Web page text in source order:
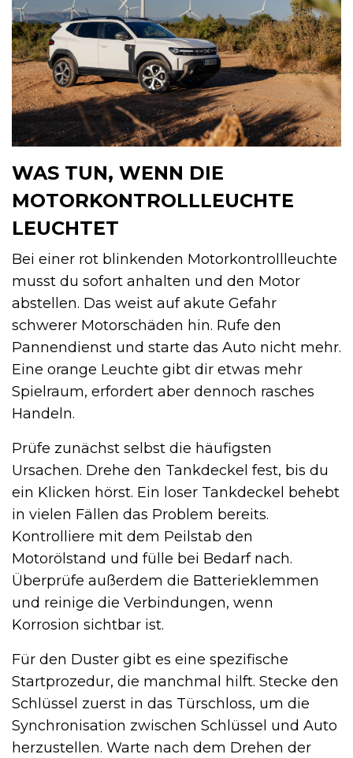
WAS TUN, WENN DIE
MOTORKONTROLLLEUCHTE
LEUCHTET
Bei einer rot blinkenden Motorkontrollleuchte
musst du sofort anhalten und den Motor
abstellen. Das weist auf akute Gefahr
schwerer Motorschäden hin. Rufe den
Pannendienst und starte das Auto nicht mehr.
Eine orange Leuchte gibt dir etwas mehr
Spielraum, erfordert aber dennoch rasches
Handeln.
Prüfe zunächst selbst die häufigsten
Ursachen. Drehe den Tankdeckel fest, bis du
ein Klicken hörst. Ein loser Tankdeckel behebt
in vielen Fällen das Problem bereits.
Kontrolliere mit dem Peilstab den
Motorölstand und fülle bei Bedarf nach.
Überprüfe außerdem die Batterieklemmen
und reinige die Verbindungen, wenn
Korrosion sichtbar ist.
Für den Duster gibt es eine spezifische
Startprozedur, die manchmal hilft. Stecke den
Schlüssel zuerst in das Türschloss, um die
Synchronisation zwischen Schlüssel und Auto
herzustellen. Warte nach dem Drehen der